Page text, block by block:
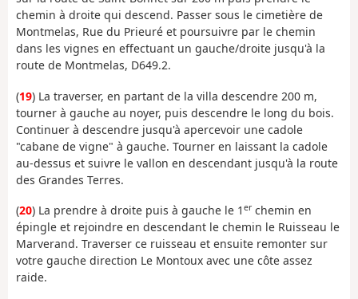
chemin à droite qui descend. Passer sous le cimetière de
Montmelas, Rue du Prieuré et poursuivre par le chemin
dans les vignes en effectuant un gauche/droite jusqu'à la
route de Montmelas, D649.2.
(19) La traverser, en partant de la villa descendre 200 m,
tourner à gauche au noyer, puis descendre le long du bois.
Continuer à descendre jusqu'à apercevoir une cadole
"cabane de vigne" à gauche. Tourner en laissant la cadole
au-dessus et suivre le vallon en descendant jusqu'à la route
des Grandes Terres.
(20) La prendre à droite puis à gauche le 1 er chemin en
épingle et rejoindre en descendant le chemin le Ruisseau le
Marverand. Traverser ce ruisseau et ensuite remonter sur
votre gauche direction Le Montoux avec une côte assez
raide.